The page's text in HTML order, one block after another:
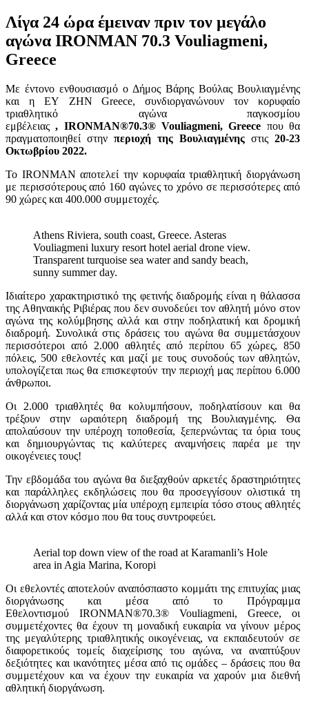
Λίγα 24 ώρα έμειναν πριν τον μεγάλο
αγώνα IRONMAN 70.3 Vouliagmeni,
Greece
Με έντονο ενθουσιασμό ο Δήμος Βάρης Βούλας Βουλιαγμένης
και η EY ZHN Greece, συνδιοργανώνουν τον κορυφαίο
τριαθλητικό αγώνα παγκοσμίου
εμβέλειας, IRONMAN®70.3® Vouliagmeni, Greece που θα
πραγματοποιηθεί στην περιοχή της Βουλιαγμένης στις 20-23
Οκτωβρίου 2022.
To IRONMAN αποτελεί την κορυφαία τριαθλητική διοργάνωση
με περισσότερους από 160 αγώνες το χρόνο σε περισσότερες από
90 χώρες και 400.000 συμμετοχές.
Athens Riviera, south coast, Greece. Asteras
Vouliagmeni luxury resort hotel aerial drone view.
Transparent turquoise sea water and sandy beach,
sunny summer day.
Ιδιαίτερο χαρακτηριστικό της φετινής διαδρομής είναι η θάλασσα
της Αθηναικής Ριβιέρας που δεν συνοδεύει τον αθλητή μόνο στον
αγώνα της κολύμβησης αλλά και στην ποδηλατική και δρομική
διαδρομή. Συνολικά στις δράσεις του αγώνα θα συμμετάσχουν
περισσότεροι από 2.000 αθλητές από περίπου 65 χώρες, 850
πόλεις, 500 εθελοντές και μαζί με τους συνοδούς των αθλητών,
υπολογίζεται πως θα επισκεφτούν την περιοχή μας περίπου 6.000
άνθρωποι.
Οι 2.000 τριαθλητές θα κολυμπήσουν, ποδηλατίσουν και θα
τρέξουν στην ωραιότερη διαδρομή της Βουλιαγμένης. Θα
απολαύσουν την υπέροχη τοποθεσία, ξεπερνώντας τα όρια τους
και δημιουργώντας τις καλύτερες αναμνήσεις παρέα με την
οικογένειες τους!
Την εβδομάδα του αγώνα θα διεξαχθούν αρκετές δραστηριότητες
και παράλληλες εκδηλώσεις που θα προσεγγίσουν ολιστικά τη
διοργάνωση χαρίζοντας μία υπέροχη εμπειρία τόσο στους αθλητές
αλλά και στον κόσμο που θα τους συντροφεύει.
Aerial top down view of the road at Karamanli’s Hole
area in Agia Marina, Koropi
Οι εθελοντές αποτελούν αναπόσπαστο κομμάτι της επιτυχίας μιας
διοργάνωσης και μέσα από το Πρόγραμμα
Εθελοντισμού IRONMAN®70.3® Vouliagmeni, Greece, οι
συμμετέχοντες θα έχουν τη μοναδική ευκαιρία να γίνουν μέρος
της μεγαλύτερης τριαθλητικής οικογένειας, να εκπαιδευτούν σε
διαφορετικούς τομείς διαχείρισης του αγώνα, να αναπτύξουν
δεξιότητες και ικανότητες μέσα από τις ομάδες – δράσεις που θα
συμμετέχουν και να έχουν την ευκαιρία να χαρούν μια διεθνή
αθλητική διοργάνωση.